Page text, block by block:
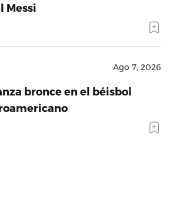
Messi
Ago 7, 2026
bronce en el béisbol